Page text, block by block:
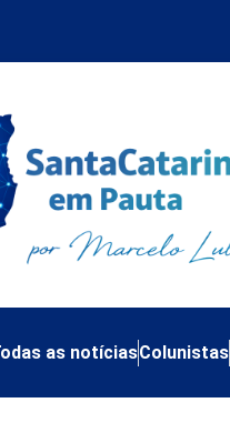
as notíciasColunistas